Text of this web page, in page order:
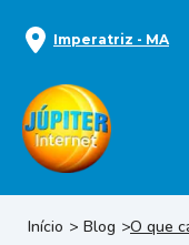
Imperatriz - MA
Início Blog O que